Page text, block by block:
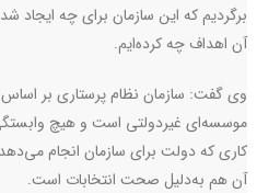
برگردیم که این سازمان برای چه ایجاد
آن اهداف چه کرده‌ایم.
وی گفت: سازمان نظام پرستاری بر
موسسه‌ای غیردولتی است و هیچ
کاری که دولت برای سازمان انجام
آن هم به‌دلیل صحت انتخابات است.